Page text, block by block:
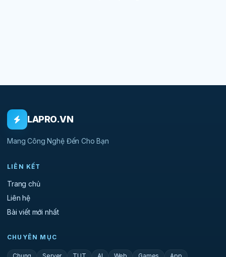
LAPRO.VN
Mang Công Nghệ Đến Cho Bạn
LIÊN KẾT
Trang chủ
Liên hệ
Bài viết mới nhất
CHUYÊN MỤC